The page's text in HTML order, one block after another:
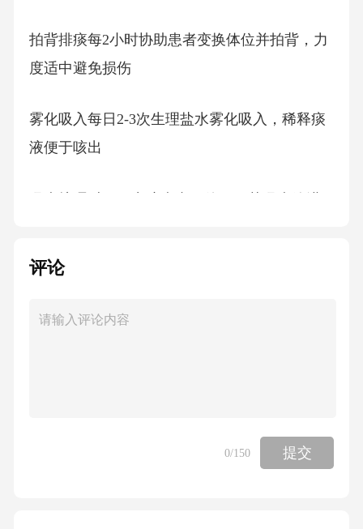
拍背排痰每2小时协助患者变换体位并拍背，力
度适中避免损伤
雾化吸入每日2-3次生理盐水雾化吸入，稀释痰
液便于咳出
氧疗指征SpO₂<92%或呼吸困难明显时立即给予
氧疗监测每2小时评估氧疗效果，观察皮肤黏膜
评论
0/150 提交